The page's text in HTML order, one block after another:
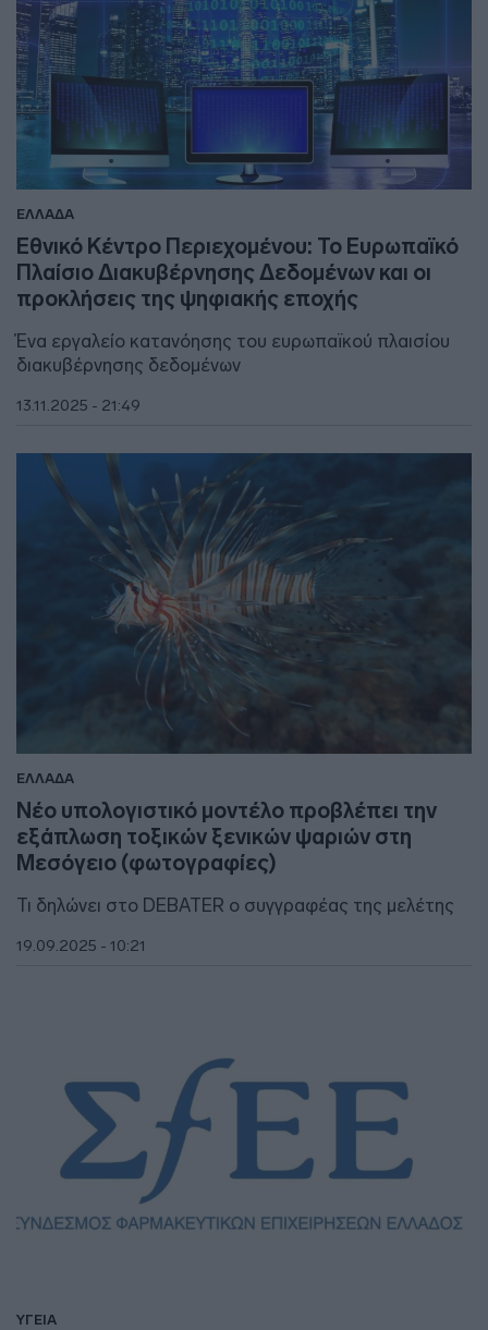
ΕΛΛΑΔΑ
Εθνικό Κέντρο Περιεχομένου: Το Ευρωπαϊκό
Πλαίσιο Διακυβέρνησης Δεδομένων και οι
προκλήσεις της ψηφιακής εποχής
Ένα εργαλείο κατανόησης του ευρωπαϊκού πλαισίου
διακυβέρνησης δεδομένων
13.11.2025 - 21:49
ΕΛΛΑΔΑ
Νέο υπολογιστικό μοντέλο προβλέπει την
εξάπλωση τοξικών ξενικών ψαριών στη
Μεσόγειο (φωτογραφίες)
Τι δηλώνει στο DEBATER ο συγγραφέας της μελέτης
19.09.2025 - 10:21
ΥΓΕΙΑ